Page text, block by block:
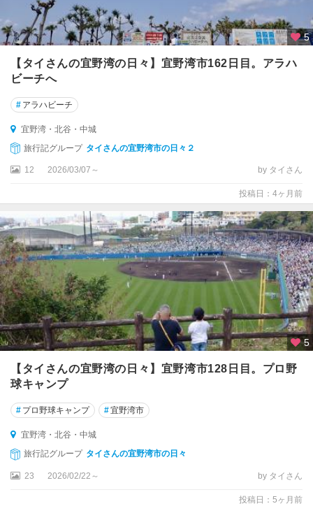
5
【タイさんの宜野湾の日々】宜野湾市162日目。アラハ
ビーチへ
# アラハビーチ
宜野湾・北谷・中城
旅行記グループ タイさんの宜野湾市の日々２
12 2026/03/07～ by タイさん
投稿日：4ヶ月前
5
【タイさんの宜野湾の日々】宜野湾市128日目。プロ野
球キャンプ
# プロ野球キャンプ #宜野湾市
宜野湾・北谷・中城
旅行記グループ タイさんの宜野湾市の日々
23 2026/02/22～ by タイさん
投稿日：5ヶ月前